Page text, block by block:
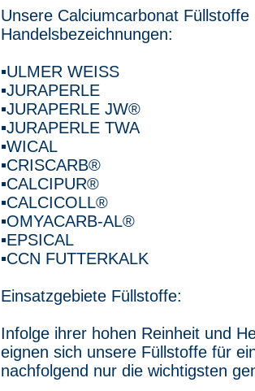
Unsere Calciumcarbonat
Handelsbezeichnungen:
▪ULMER WEISS
▪JURAPERLE
▪JURAPERLE JW®
▪JURAPERLE TWA
▪WICAL
▪CRISCARB®
▪CALCIPUR®
▪CALCICOLL®
▪OMYACARB-AL®
▪EPSICAL
▪CCN FUTTERKALK
Einsatzgebiete Füllstoffe:
Infolge ihrer hohen Reinheit und
eignen sich unsere Füllstoffe für
nachfolgend nur die wichtigsten